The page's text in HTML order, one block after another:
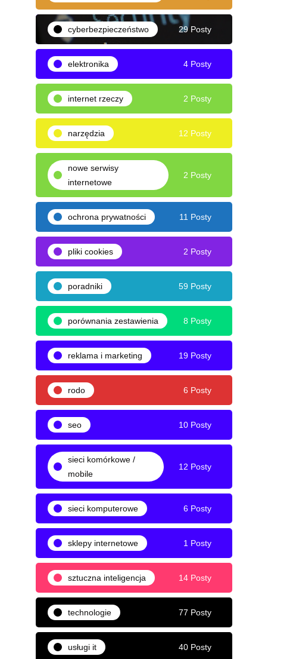
cyberbezpieczeństwo 29 Posty
elektronika 4 Posty
internet rzeczy 2 Posty
narzędzia 12 Posty
nowe serwisy
internetowe
2 Posty
ochrona prywatności 11 Posty
pliki cookies 2 Posty
poradniki 59 Posty
porównania zestawienia 8 Posty
reklama i marketing 19 Posty
rodo 6 Posty
seo 10 Posty
sieci komórkowe /
mobile
12 Posty
sieci komputerowe 6 Posty
sklepy internetowe 1 Posty
sztuczna inteligencja 14 Posty
technologie 77 Posty
usługi it 40 Posty